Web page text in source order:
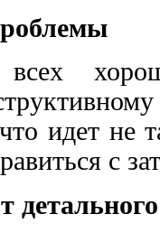
идет не
с